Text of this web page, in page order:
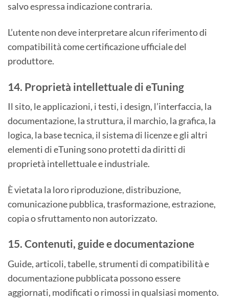
salvo espressa indicazione contraria.
L’utente non deve interpretare alcun riferimento di
compatibilità come certificazione ufficiale del
produttore.
14. Proprietà intellettuale di eTuning
Il sito, le applicazioni, i testi, i design, l’interfaccia, la
documentazione, la struttura, il marchio, la grafica, la
logica, la base tecnica, il sistema di licenze e gli altri
elementi di eTuning sono protetti da diritti di
proprietà intellettuale e industriale.
È vietata la loro riproduzione, distribuzione,
comunicazione pubblica, trasformazione, estrazione,
copia o sfruttamento non autorizzato.
15. Contenuti, guide e documentazione
Guide, articoli, tabelle, strumenti di compatibilità e
documentazione pubblicata possono essere
aggiornati, modificati o rimossi in qualsiasi momento.